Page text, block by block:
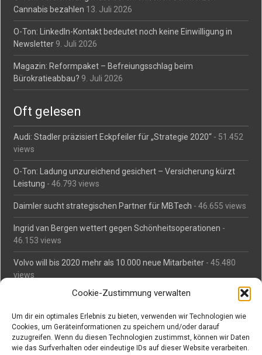
Cookie-Zustimmung verwalten
Um dir ein optimales Erlebnis zu bieten, verwenden wir Technologien wie
Cookies, um Geräteinformationen zu speichern und/oder darauf
zuzugreifen. Wenn du diesen Technologien zustimmst, können wir Daten
wie das Surfverhalten oder eindeutige IDs auf dieser Website verarbeiten.
Cannabis bezahlen 13. Juli 2026
O-Ton: LinkedIn-Kontakt bedeutet noch keine Einwilligung in
Newsletter 9. Juli 2026
Magazin: Reformpaket – Befreiungsschlag beim
Bürokratieabbau? 9. Juli 2026
Oft gelesen
Audi: Stadler präzisiert Eckpfeiler für „Strategie 2020“ - 51.452
views
O-Ton: Ladung unzureichend gesichert – Versicherung kürzt
Leistung - 46.793 views
Daimler sucht strategischen Partner für MBTech - 46.655 views
Ingrid van Bergen wettert gegen Schönheitsoperationen -
46.153 views
Volvo will bis 2020 mehr als 10.000 neue Mitarbeiter - 45.480
views
Mäßiges Interesse an Daimlers MBtech- 44.709 views
O-Ton: Wer muss Schaden für abgedriftete Silvesterraketen
zahlen?- 42.364 views